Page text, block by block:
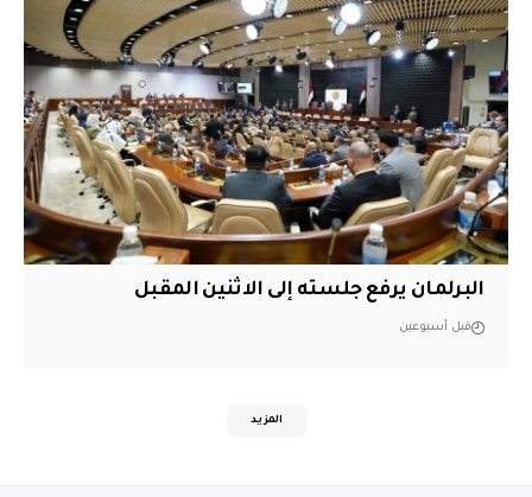
البرلمان يرفع جلسته إلى الاثنين المقبل
قبل أسبوعين
المزيد